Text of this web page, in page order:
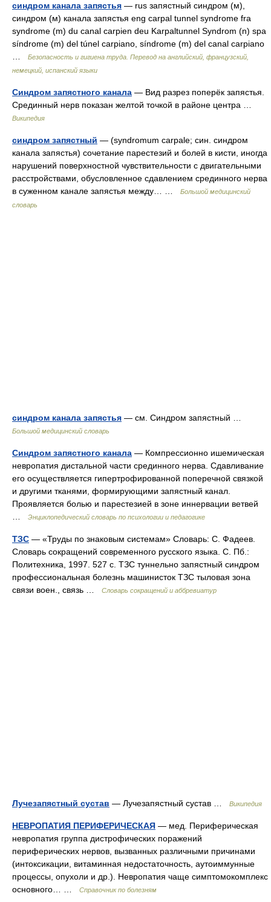
синдром канала запястья — rus запястный синдром (м),
синдром (м) канала запястья eng carpal tunnel syndrome fra
syndrome (m) du canal carpien deu Karpaltunnel Syndrom (n) spa
síndrome (m) del túnel carpiano, síndrome (m) del canal carpiano
Безопасность и гигиена труда. Перевод на английский, французский,
немецкий, испанский языки
Синдром запястного канала — Вид разрез поперёк запястья.
Срединный нерв показан желтой точкой в районе центра …
Википедия
синдром запястный — (syndromum carpale; син. синдром
канала запястья) сочетание парестезий и болей в кисти, иногда
нарушений поверхностной чувствительности с двигательными
расстройствами, обусловленное сдавлением срединного нерва
в суженном канале запястья между… …
Большой медицинский
словарь
синдром канала запястья — см. Синдром запястный …
Большой медицинский словарь
Синдром запястного канала — Компрессионно ишемическая
невропатия дистальной части срединного нерва. Сдавливание
его осуществляется гипертрофированной поперечной связкой
и другими тканями, формирующими запястный канал.
Проявляется болью и парестезией в зоне иннервации ветвей
Энциклопедический словарь по психологии и педагогике
ТЗС — «Труды по знаковым системам» Словарь: С. Фадеев.
Словарь сокращений современного русского языка. С. Пб.:
Политехника, 1997. 527 с. ТЗС туннельно запястный синдром
профессиональная болезнь машинисток ТЗС тыловая зона
связи воен., связь …
Словарь сокращений и аббревиатур
Лучезапястный сустав — Лучезапястный сустав … Википедия
НЕВРОПАТИЯ ПЕРИФЕРИЧЕСКАЯ — мед. Периферическая
невропатия группа дистрофических поражений
периферических нервов, вызванных различными причинами
(интоксикации, витаминная недостаточность, аутоиммунные
процессы, опухоли и др.). Невропатия чаще симптомокомплекс
основного… …
Справочник по болезням